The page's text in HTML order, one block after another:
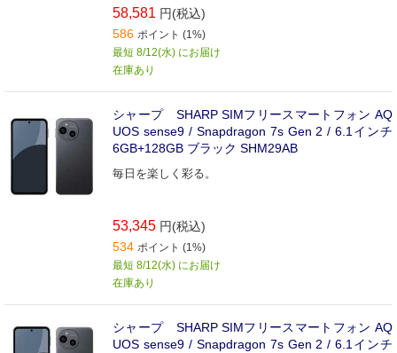
58,581 円(税込)
586 ポイント (1%)
最短 8/12(水) にお届け
在庫あり
シャープ SHARP SIMフリースマートフォン AQ
UOS sense9 / Snapdragon 7s Gen 2 / 6.1インチ
6GB+128GB ブラック SHM29AB
毎日を楽しく彩る。
53,345 円(税込)
534 ポイント (1%)
最短 8/12(水) にお届け
在庫あり
シャープ SHARP SIMフリースマートフォン AQ
UOS sense9 / Snapdragon 7s Gen 2 / 6.1インチ